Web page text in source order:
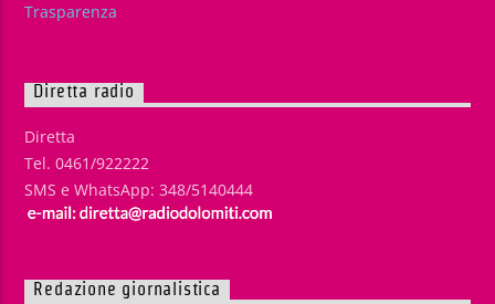
Trasparenza
Diretta radio
Diretta
Tel. 0461/922222
SMS e WhatsApp: 348/5140444
Redazione giornalistica